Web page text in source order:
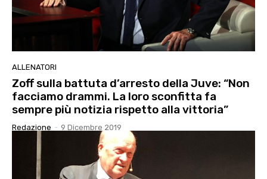
ALLENATORI
Zoff sulla battuta d’arresto della Juve: “Non
facciamo drammi. La loro sconfitta fa
sempre più notizia rispetto alla vittoria”
Redazione - 9 Dicembre 2019